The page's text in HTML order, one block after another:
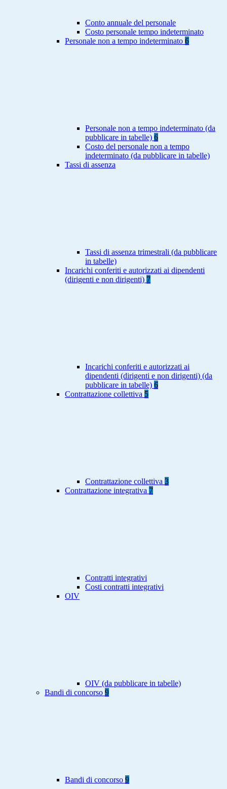
Conto annuale del personale
Costo personale tempo indeterminato
Personale non a tempo indeterminato 6
Personale non a tempo indeterminato (da
pubblicare in tabelle) 6
Costo del personale non a tempo
indeterminato (da pubblicare in tabelle)
Tassi di assenza
Tassi di assenza trimestrali (da pubblicare
in tabelle)
Incarichi conferiti e autorizzati ai dipendenti
(dirigenti e non dirigenti) 7
Incarichi conferiti e autorizzati ai
dipendenti (dirigenti e non dirigenti) (da
pubblicare in tabelle) 6
Contrattazione collettiva 5
Contrattazione collettiva 3
Contrattazione integrativa 7
Contratti integrativi
Costi contratti integrativi
OIV
OIV (da pubblicare in tabelle)
Bandi di concorso 9
Bandi di concorso 9